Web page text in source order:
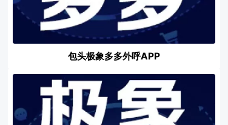
包头极象多多外呼APP